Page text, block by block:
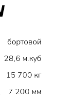
бортовой
28,6 м.куб
15 700 кг
7 200 мм